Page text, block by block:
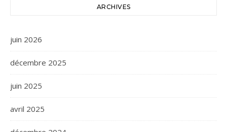
ARCHIVES
juin 2026
décembre 2025
juin 2025
avril 2025